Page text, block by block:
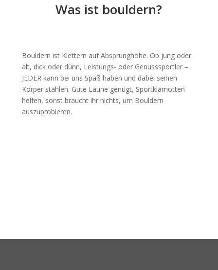
Was ist bouldern?
Bouldern ist Klettern auf Absprunghöhe. Ob jung oder
alt, dick oder dünn, Leistungs- oder Genusssportler –
JEDER kann bei uns Spaß haben und dabei seinen
Körper stählen. Gute Laune genügt, Sportklamotten
helfen, sonst braucht ihr nichts, um Bouldern
auszuprobieren.